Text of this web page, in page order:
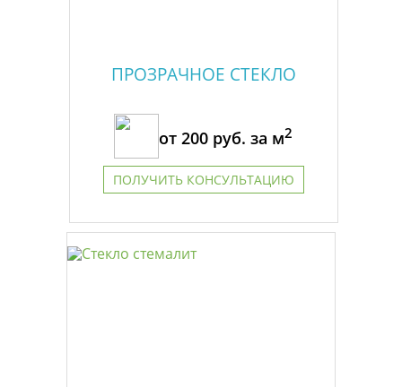
ПРОЗРАЧНОЕ СТЕКЛО
от 200 руб. за м2
ПОЛУЧИТЬ КОНСУЛЬТАЦИЮ